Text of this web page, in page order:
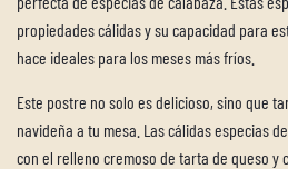
propiedades cálidas y su capacidad para
hace ideales para los meses más fríos.
Este postre no solo es delicioso, sino que
navideña a tu mesa. Las cálidas especias
con el relleno cremoso de tarta de queso y